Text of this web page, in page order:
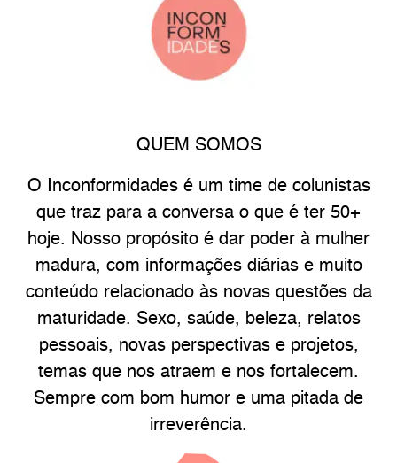
QUEM SOMOS
O Inconformidades é um time de colunistas
que traz para a conversa o que é ter 50+
hoje. Nosso propósito é dar poder à mulher
madura, com informações diárias e muito
conteúdo relacionado às novas questões da
maturidade. Sexo, saúde, beleza, relatos
pessoais, novas perspectivas e projetos,
temas que nos atraem e nos fortalecem.
Sempre com bom humor e uma pitada de
irreverência.